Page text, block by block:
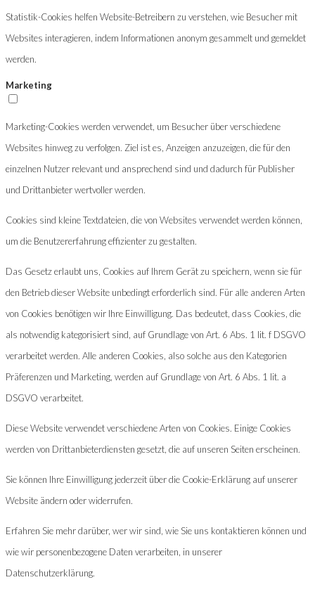
Statistik-Cookies helfen Website-Betreibern zu verstehen, wie Besucher mit
Websites interagieren, indem Informationen anonym gesammelt und gemeldet
werden.
Marketing
Marketing-Cookies werden verwendet, um Besucher über verschiedene
Websites hinweg zu verfolgen. Ziel ist es, Anzeigen anzuzeigen, die für den
einzelnen Nutzer relevant und ansprechend sind und dadurch für Publisher
und Drittanbieter wertvoller werden.
Cookies sind kleine Textdateien, die von Websites verwendet werden können,
um die Benutzererfahrung effizienter zu gestalten.
Das Gesetz erlaubt uns, Cookies auf Ihrem Gerät zu speichern, wenn sie für
den Betrieb dieser Website unbedingt erforderlich sind. Für alle anderen Arten
von Cookies benötigen wir Ihre Einwilligung. Das bedeutet, dass Cookies, die
als notwendig kategorisiert sind, auf Grundlage von Art. 6 Abs. 1 lit. f DSGVO
verarbeitet werden. Alle anderen Cookies, also solche aus den Kategorien
Präferenzen und Marketing, werden auf Grundlage von Art. 6 Abs. 1 lit. a
DSGVO verarbeitet.
Diese Website verwendet verschiedene Arten von Cookies. Einige Cookies
werden von Drittanbieterdiensten gesetzt, die auf unseren Seiten erscheinen.
Sie können Ihre Einwilligung jederzeit über die Cookie-Erklärung auf unserer
Website ändern oder widerrufen.
Erfahren Sie mehr darüber, wer wir sind, wie Sie uns kontaktieren können und
wie wir personenbezogene Daten verarbeiten, in unserer
Datenschutzerklärung.